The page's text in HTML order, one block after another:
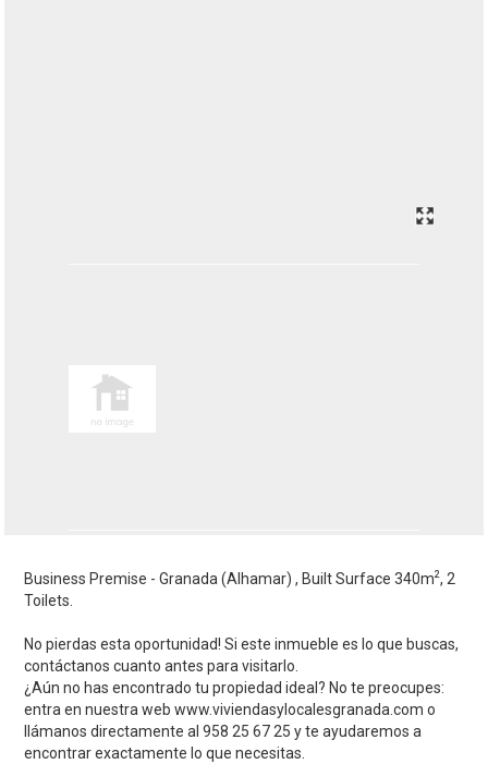
Business Premise - Granada (Alhamar) , Built Surface 340m2, 2
Toilets.
No pierdas esta oportunidad! Si este inmueble es lo que buscas,
contáctanos cuanto antes para visitarlo.
¿Aún no has encontrado tu propiedad ideal? No te preocupes:
entra en nuestra web www.viviendasylocalesgranada.com o
llámanos directamente al 958 25 67 25 y te ayudaremos a
encontrar exactamente lo que necesitas.